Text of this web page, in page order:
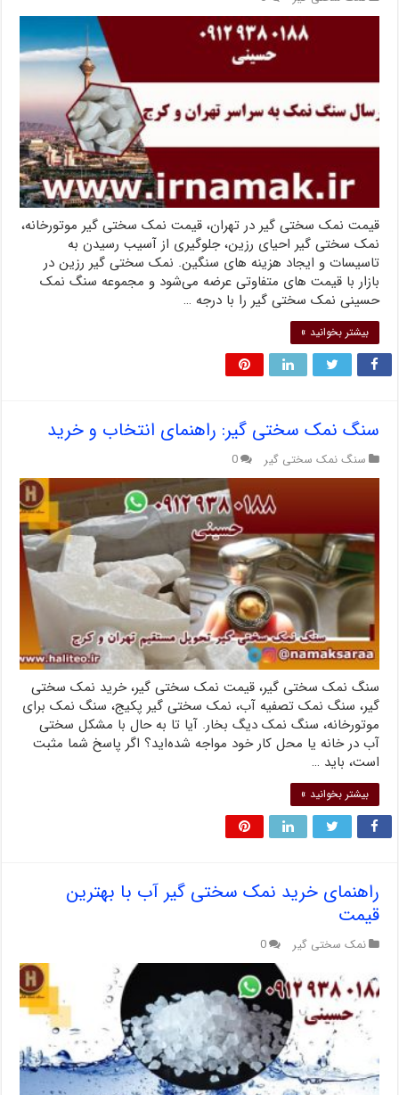
قیمت نمک سختی گیر در تهران، قیمت نمک سختی گیر موتورخانه،
نمک سختی گیر احیای رزین، جلوگیری از آسیب رسیدن به
تاسیسات و ایجاد هزینه های سنگین. نمک سختی گیر رزین در
بازار با قیمت های متفاوتی عرضه می‌شود و مجموعه سنگ نمک
حسینی نمک سختی گیر را با درجه …
بیشتر بخوانید »
سنگ نمک سختی گیر: راهنمای انتخاب و خرید
سنگ نمک سختی گیر 0
سنگ نمک سختی گیر، قیمت نمک سختی گیر، خرید نمک سختی
گیر، سنگ نمک تصفیه آب، نمک سختی گیر پکیج، سنگ نمک برای
موتورخانه، سنگ نمک دیگ بخار. آیا تا به حال با مشکل سختی
آب در خانه یا محل کار خود مواجه شده‌اید؟ اگر پاسخ شما مثبت
است، باید …
بیشتر بخوانید »
راهنمای خرید نمک سختی گیر آب با بهترین
قیمت
نمک سختی گیر 0